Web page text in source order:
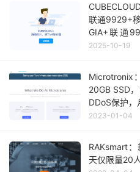
联通9929+
GIA+联通
赠，月付39元
2025-10-19
Microtronix
20GB SSD
DDoS保护
2023-01-04
RAKsmart
天仅限量20